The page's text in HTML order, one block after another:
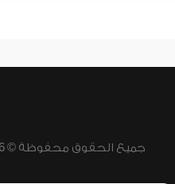
جميع الحقوق محفوظة © 2026 - 1998 لشبكة إسلام ويب